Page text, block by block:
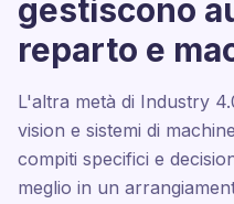
gestiscono
reparto e
L'altra metà di Industry
vision e sistemi di
compiti specifici e
meglio in un